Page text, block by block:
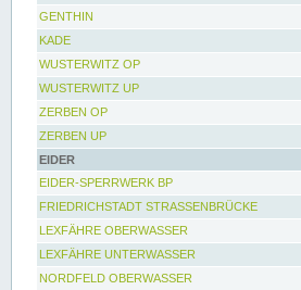
GENTHIN
KADE
WUSTERWITZ OP
WUSTERWITZ UP
ZERBEN OP
ZERBEN UP
EIDER
EIDER-SPERRWERK BP
FRIEDRICHSTADT STRASSENBRÜCKE
LEXFÄHRE OBERWASSER
LEXFÄHRE UNTERWASSER
NORDFELD OBERWASSER